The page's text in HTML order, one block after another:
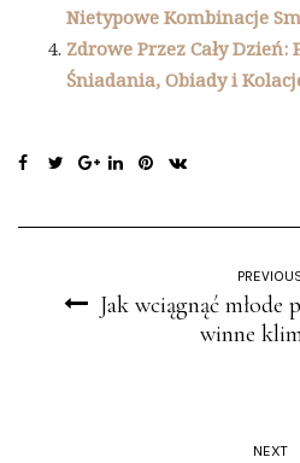
Nietypowe Kombinacje
Zdrowe Przez Cały
Śniadania, Obiady i
Jak wciągnąć
winne
NEXT